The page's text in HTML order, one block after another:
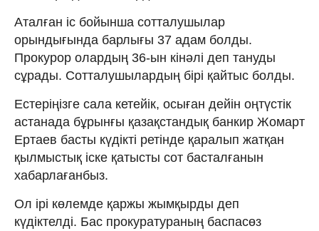
Аталған іс бойынша сотталушылар
орындығында барлығы 37 адам болды.
Прокурор олардың 36-ын кінәлі деп тануды
сұрады. Сотталушылардың бірі қайтыс болды.
Естеріңізге сала кетейік, осыған дейін оңтүстік
астанада бұрынғы қазақстандық банкир Жомарт
Ертаев басты күдікті ретінде қаралып жатқан
қылмыстық іске қатысты сот басталғанын
хабарлағанбыз.
Ол ірі көлемде қаржы жымқырды деп
күдіктелді. Бас прокуратураның баспасөз